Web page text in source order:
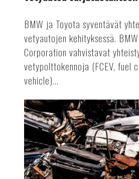
BMW ja Toyota syventävät
vetyautojen kehityksessä.
Corporation vahvistavat
vetypolttokennoja (FCEV, fuel
vehicle)...
Kierrätyspalkkiolla
vauhtia
autokauppaan